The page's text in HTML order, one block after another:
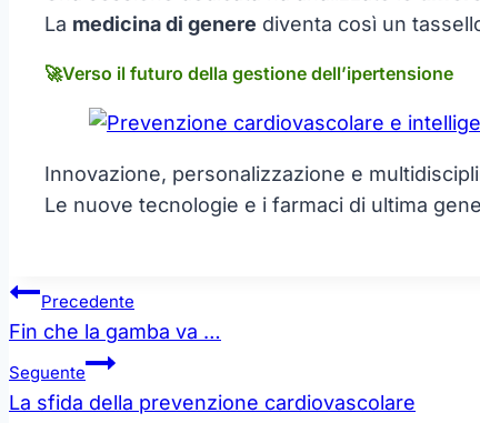
La medicina di genere diventa così un
🚀Verso il futuro della gestione dell’ipertensione
Innovazione, personalizzazione e
Le nuove tecnologie e i farmaci di ultima
Navigazione
articoli
Precedente
Fin che la gamba va …
Seguente
La sfida della prevenzione cardiovascolare